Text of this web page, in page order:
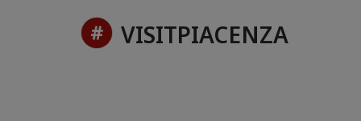
VISITPIACENZA